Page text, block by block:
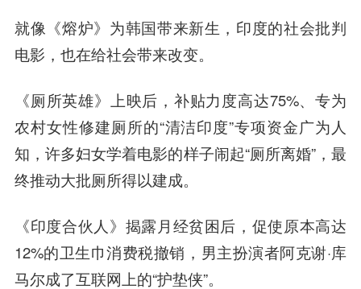
就像《熔炉》为韩国带来新生，印度的社会批判
电影，也在给社会带来改变。
《厕所英雄》上映后，补贴力度高达75%、专为
农村女性修建厕所的“清洁印度”专项资金广为人
知，许多妇女学着电影的样子闹起“厕所离婚”，最
终推动大批厕所得以建成。
《印度合伙人》揭露月经贫困后，促使原本高达
12%的卫生巾消费税撤销，男主扮演者阿克谢·库
马尔成了互联网上的“护垫侠”。